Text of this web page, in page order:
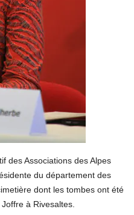
des Associations des Alpes
du département des
dont les tombes ont été
à Rivesaltes.